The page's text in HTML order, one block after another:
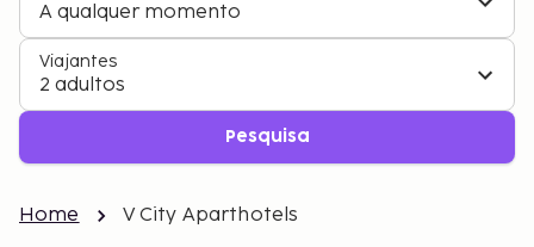
A qualquer momento
Viajantes
2 adultos
Pesquisa
Home V City Aparthotels